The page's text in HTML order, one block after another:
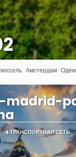
Видеть
· Амстердам ·
madrid-
4 ТРАНСПОРТНАЯ СЕТЬ